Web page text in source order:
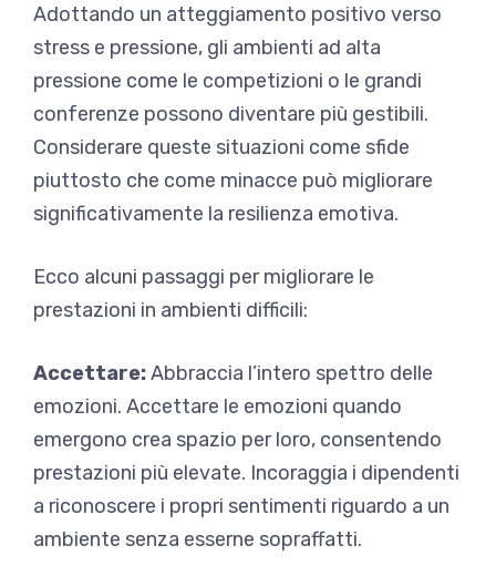
Adottando un atteggiamento positivo verso
stress e pressione, gli ambienti ad alta
pressione come le competizioni o le grandi
conferenze possono diventare più gestibili.
Considerare queste situazioni come sfide
piuttosto che come minacce può migliorare
significativamente la resilienza emotiva.
Ecco alcuni passaggi per migliorare le
prestazioni in ambienti difficili:
Accettare:Abbraccia l’intero spettro delle
emozioni. Accettare le emozioni quando
emergono crea spazio per loro, consentendo
prestazioni più elevate. Incoraggia i dipendenti
a riconoscere i propri sentimenti riguardo a un
ambiente senza esserne sopraffatti.